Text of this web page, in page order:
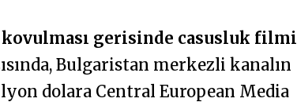
kovulması gerisinde casusluk filmi
Bulgaristan merkezli kanalın
dolara Central European Media